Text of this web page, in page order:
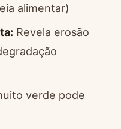
alimentar)
Revela erosão
verde pode